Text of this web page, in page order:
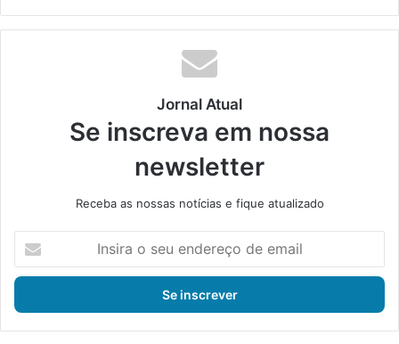
te
bo
ok
din ub
ra
Jornal Atual
Se inscreva em nossa
newsletter
Receba as nossas notícias e fique atualizado
s
r
a